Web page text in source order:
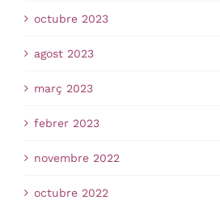
octubre 2023
agost 2023
març 2023
febrer 2023
novembre 2022
octubre 2022